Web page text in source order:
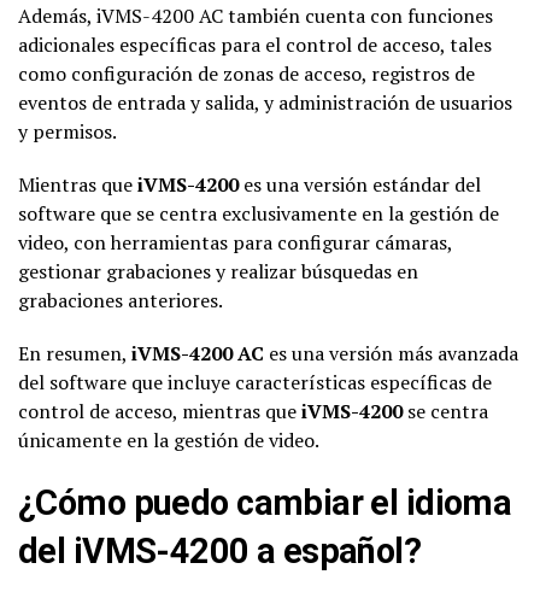
Además, iVMS-4200 AC también cuenta con funciones
adicionales específicas para el control de acceso, tales
como configuración de zonas de acceso, registros de
eventos de entrada y salida, y administración de usuarios
y permisos.
Mientras queiVMS-4200es una versión estándar del
software que se centra exclusivamente en la gestión de
video, con herramientas para configurar cámaras,
gestionar grabaciones y realizar búsquedas en
grabaciones anteriores.
En resumen, iVMS-4200 AC es una versión más avanzada
del software que incluye características específicas de
control de acceso, mientras queiVMS-4200se centra
únicamente en la gestión de video.
¿Cómo puedo cambiar el idioma
del iVMS-4200 a español?